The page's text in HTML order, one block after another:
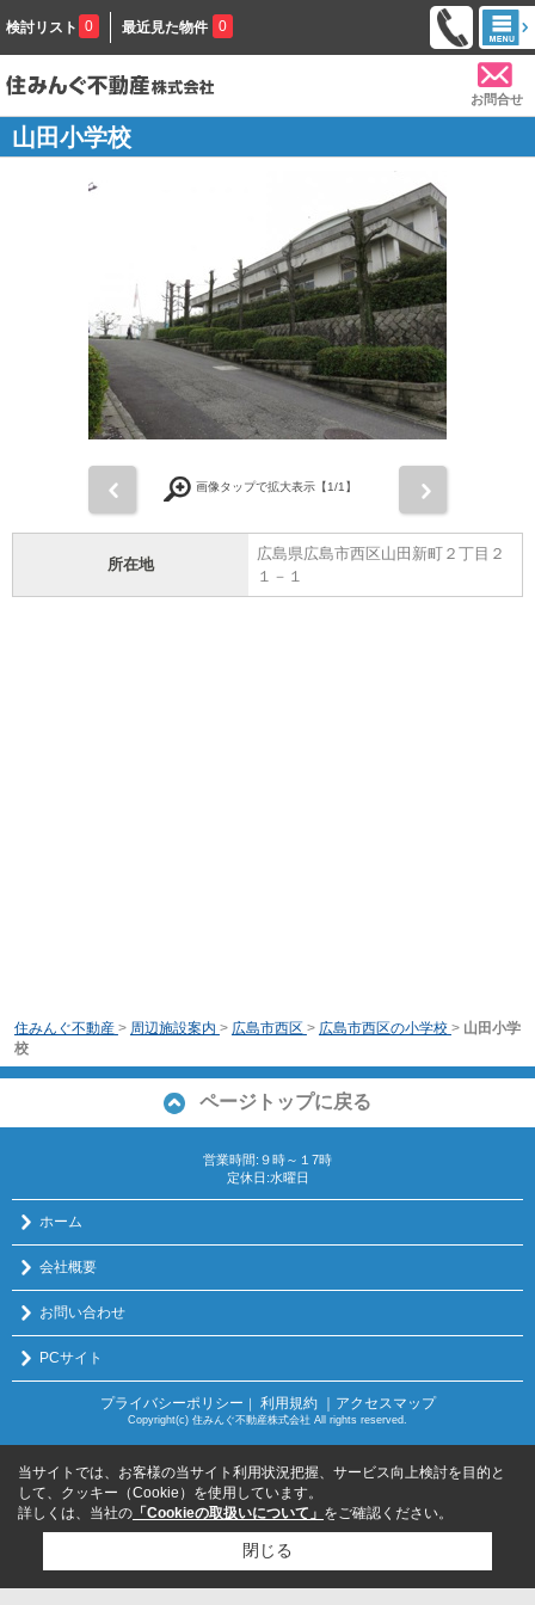
検討リスト 0 最近見た物件 0
お問合せ
山田小学校
画像タップで拡大表示【1/1】
所在地
広島県広島市西区山田新町２丁目２
１－１
住みんぐ不動産 > 周辺施設案内 > 広島市西区 > 広島市西区の小学校 > 山田小学
校
ページトップに戻る
営業時間:９時～１7時
定休日:水曜日
ホーム
会社概要
お問い合わせ
PCサイト
プライバシーポリシー ｜ 利用規約 ｜アクセスマップ
Copyright(c) 住みんぐ不動産株式会社 All rights reserved.
当サイトでは、お客様の当サイト利用状況把握、サービス向上検討を目的と
して、クッキー（Cookie）を使用しています。
詳しくは、当社の 「Cookieの取扱いについて」 をご確認ください。
閉じる